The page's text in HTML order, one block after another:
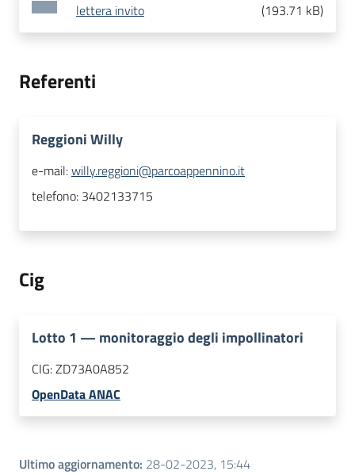
lettera invito (193.71 kB)
Referenti
Reggioni Willy
e-mail:willy.reggioni@parcoappennino.it
telefono: 3402133715
Cig
Lotto 1 — monitoraggio degli impollinatori
CIG:ZD73A0A852
OpenData ANAC
Ultimo aggiornamento: 28-02-2023, 15:44